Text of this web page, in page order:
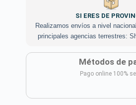
SI ERES DE
Realizamos envíos a nivel
principales agencias terrestres:
Métodos de
Pago online 100%